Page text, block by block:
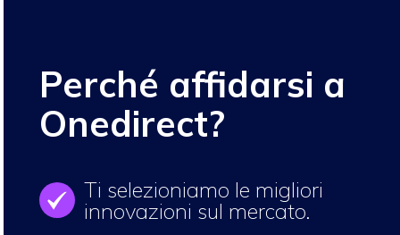
Perché affidarsi a
Onedirect?
OK
Ti selezioniamo le migliori
innovazioni sul mercato.